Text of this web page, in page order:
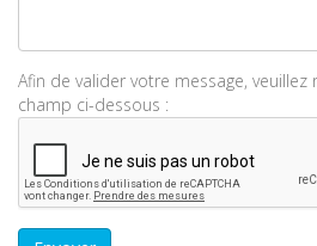
Afin de valider votre message,
champ ci-dessous :